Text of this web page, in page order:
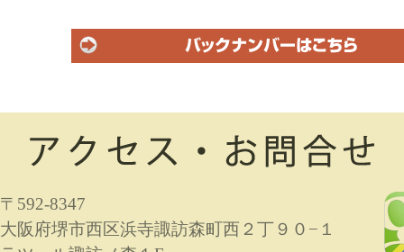
〒592-8347
大阪府堺市西区浜寺諏訪森町西２丁９０−１